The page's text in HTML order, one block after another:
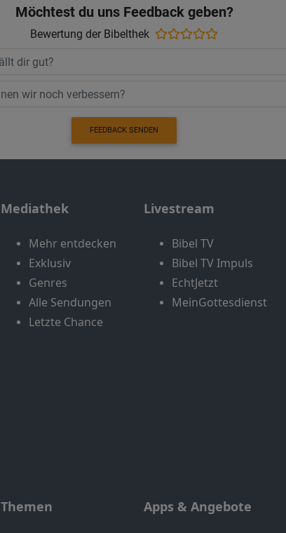
Möchtest du uns Feedback geben?
Bewertung der Bibelthek
FEEDBACK SENDEN
Mediathek
Mehr entdecken
Exklusiv
Genres
Alle Sendungen
Letzte Chance
Livestream
Bibel TV
Bibel TV Impuls
EchtJetzt
MeinGottesdienst
Themen Apps & Angebote